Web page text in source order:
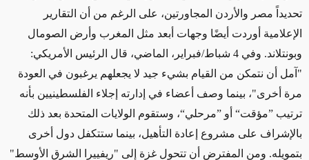
تحديداً مصر والأردن المجاورتين، على الرغم من أن التقارير
الإعلامية أوردت أيضًا وجهات أبعد مثل المغرب وأرض الصومال
وبونتلاند. وفي 4 شباط/فبراير، الماضي، قال الرئيس الأمريكي:
"آمل أن نتمكن من القيام بشيء جيد لا يجعلهم يرغبون في العودة
مرة أخرى"، بينما وصف أعضاء في إدارته إجلاء الفلسطينيين بأنه
ترتيب ”مؤقت“ أو ”مرحلي“، وستقوم الولايات المتحدة بعد ذلك
بالإشراف على مشروع إعادة التأهيل، بينما ستتكفل دول أخرى
بتمويله. ومن المفترض أن تتحول غزة إلى "ريفييرا الشرق الأوسط"